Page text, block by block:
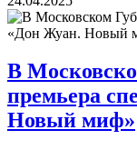
В
премьера
Новый миф»